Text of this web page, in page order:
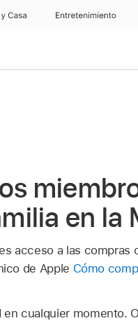
Casa Entretenimiento
en la
acceso a las compras
de Apple Cómo
cualquier momento.